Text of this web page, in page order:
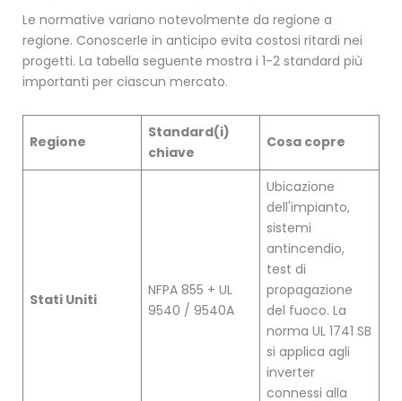
Le normative variano notevolmente da regione a
regione. Conoscerle in anticipo evita costosi ritardi nei
progetti. La tabella seguente mostra i 1-2 standard più
importanti per ciascun mercato.
Regione
Standard(i)
chiave
Cosa copre
Stati Uniti
NFPA 855 + UL
9540 / 9540A
Ubicazione
dell'impianto,
sistemi
antincendio,
test di
propagazione
del fuoco. La
norma UL 1741 SB
si applica agli
inverter
connessi alla